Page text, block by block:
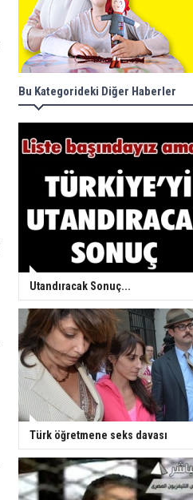
Bu Kategorideki Diğer Haberler
Utandıracak Sonuç...
Türk öğretmene seks davası